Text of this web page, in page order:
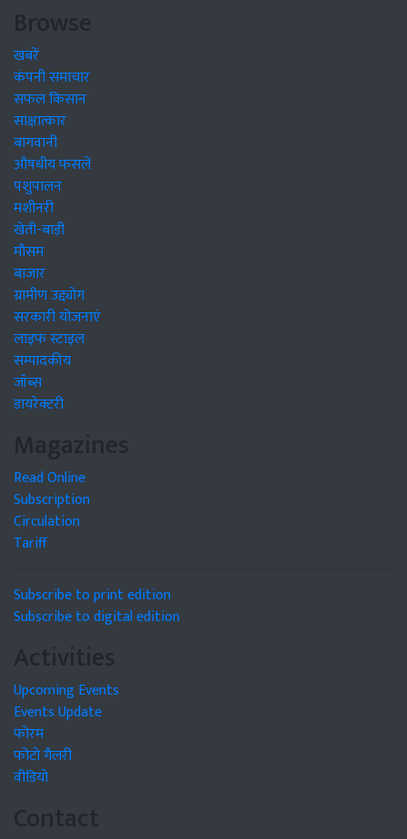
Browse
खबरें
कंपनी समाचार
सफल किसान
साक्षात्कार
बागवानी
औषधीय फसलें
पशुपालन
मशीनरी
खेती-बाड़ी
मौसम
बाजार
ग्रामीण उद्द्योग
सरकारी योजनाएं
लाइफ स्टाइल
सम्पादकीय
जॉब्स
डायरेक्टरी
Magazines
Read Online
Subscription
Circulation
Tariff
Subscribe to print edition
Subscribe to digital edition
Activities
Upcoming Events
Events Update
फोरम
फोटो गैलरी
वीडियो
Contact